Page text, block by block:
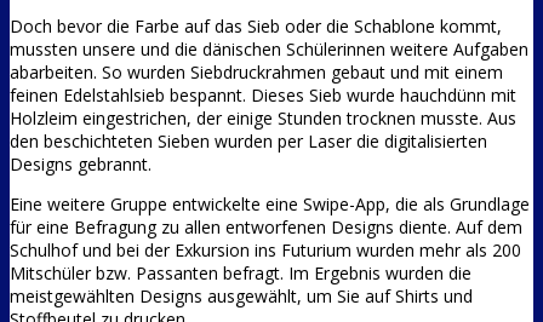
Doch bevor die Farbe auf das Sieb oder die Schablone kommt,
mussten unsere und die dänischen Schülerinnen weitere Aufgaben
abarbeiten. So wurden Siebdruckrahmen gebaut und mit einem
feinen Edelstahlsieb bespannt. Dieses Sieb wurde hauchdünn mit
Holzleim eingestrichen, der einige Stunden trocknen musste. Aus
den beschichteten Sieben wurden per Laser die digitalisierten
Designs gebrannt.
Eine weitere Gruppe entwickelte eine Swipe-App, die als Grundlage
für eine Befragung zu allen entworfenen Designs diente. Auf dem
Schulhof und bei der Exkursion ins Futurium wurden mehr als 200
Mitschüler bzw. Passanten befragt. Im Ergebnis wurden die
meistgewählten Designs ausgewählt, um Sie auf Shirts und